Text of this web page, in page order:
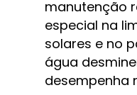
manutenção
especial na
solares e no
água
desempenha